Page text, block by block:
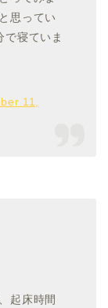
思ってい
で寝ていま
11,
起床時間